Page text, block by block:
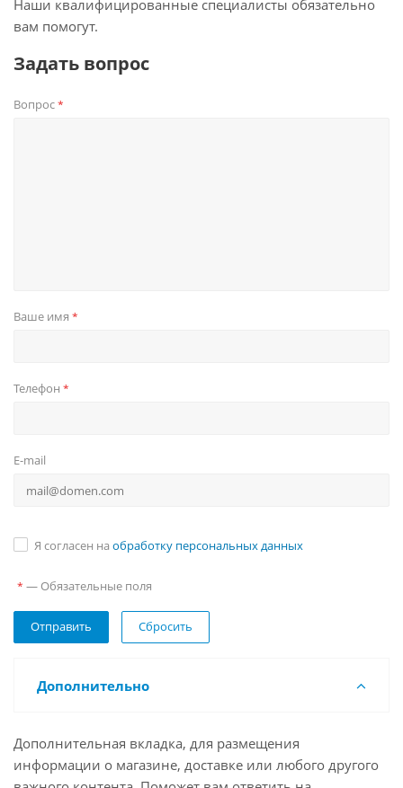
Наши квалифицированные специалисты обязательно
вам помогут.
Задать вопрос
Вопрос*
Ваше имя *
Телефон *
E-mail
Я согласен на обработку персональных данных
* — Обязательные поля
Сбросить
Дополнительно
Дополнительная вкладка, для размещения
информации о магазине, доставке или любого другого